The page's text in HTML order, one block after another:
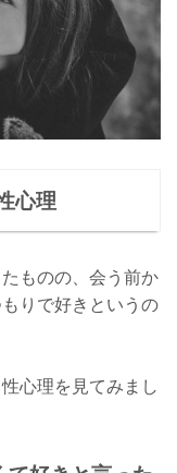
心理
ものの、会う前か
りで好きというの
心理を見てみまし